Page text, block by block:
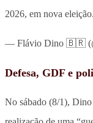
2026, em nova eleição.
— Flávio Dino 🇧🇷
Defesa, GDF e
No sábado (8/1),